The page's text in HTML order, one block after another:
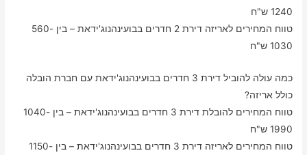
1240 ש"ח
טווח המחירים לאריזה דירת 2 חדרים בבועינהנוג'ידאת – בין 560-
1030 ש"ח
כמה עולה להוביל דירת 3 חדרים בבועינהנוג'ידאת עם חברת הובלה
כולל אריזה?
טווח המחירים להובלת דירת 3 חדרים בבועינהנוג'ידאת – בין 1040-
1990 ש"ח
טווח המחירים לאריזה דירת 3 חדרים בבועינהנוג'ידאת – בין 1150-